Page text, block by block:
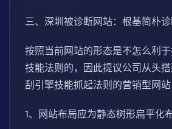
三、深圳被诊断网站：根基简朴诊
按照当前网站的形态是不怎么利
技能法则的，因此提议公司从头
刮引擎技能抓起法则的营销型网站
1、网站布局应为静态树形扁平化